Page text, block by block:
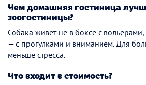
Чем домашняя гостиница
зоогостиницы?
Собака живёт не в боксе с вольерами,
— с прогулками и вниманием. Для
меньше стресса.
Что входит в стоимость?